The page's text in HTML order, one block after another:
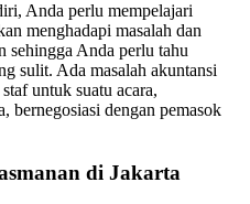
Anda perlu mempelajari
menghadapi masalah dan
sehingga Anda perlu tahu
sulit. Ada masalah akuntansi
untuk suatu acara,
bernegosiasi dengan pemasok
di Jakarta